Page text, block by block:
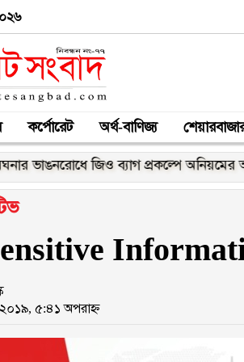
কর্পোরেট অর্থ-বাণিজ্য
জিও ব্যাগ প্রকল্পে অনিয়মের অভিযোগ,
২০১৯, ৫:৪১ অপরাহ্ন